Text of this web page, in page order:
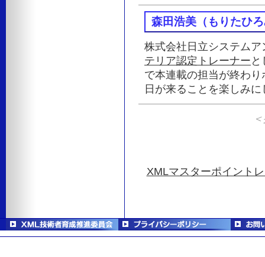
森田浩美（もりたひ
株式会社日立システム
テリア認定トレーナー
で本連載の担当が終わ
日が来ることを楽しみ
XMLマスターポイント